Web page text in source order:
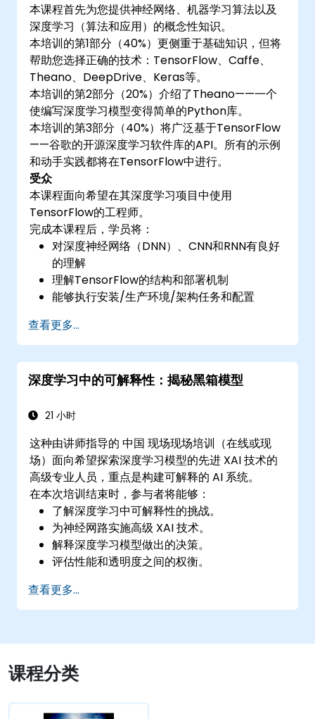
本课程首先为您提供神经网络、机器学习算法以及
深度学习（算法和应用）的概念性知识。
本培训的第1部分（40%）更侧重于基础知识，但将
帮助您选择正确的技术：TensorFlow、Caffe、
Theano、DeepDrive、Keras等。
本培训的第2部分（20%）介绍了Theano——一个
使编写深度学习模型变得简单的Python库。
本培训的第3部分（40%）将广泛基于TensorFlow
——谷歌的开源深度学习软件库的API。所有的示例
和动手实践都将在TensorFlow中进行。
受众
本课程面向希望在其深度学习项目中使用
TensorFlow的工程师。
完成本课程后，学员将：
对深度神经网络（DNN）、CNN和RNN有良好
的理解
理解TensorFlow的结构和部署机制
能够执行安装/生产环境/架构任务和配置
能够实现高级生产任务，如训练模型、构建图
和日志记录
查看更多...
深度学习中的可解释性：揭秘黑箱模型
21 小时
这种由讲师指导的 中国 现场现场培训（在线或现
场）面向希望探索深度学习模型的先进 XAI 技术的
高级专业人员，重点是构建可解释的 AI 系统。
在本次培训结束时，参与者将能够：
了解深度学习中可解释性的挑战。
为神经网路实施高级 XAI 技术。
解释深度学习模型做出的决策。
评估性能和透明度之间的权衡。
查看更多...
课程分类